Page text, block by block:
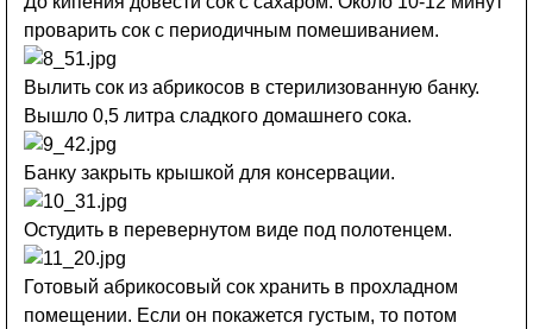
проварить сок с периодичным помешиванием.
Вылить сок из абрикосов в стерилизованную банку.
Вышло 0,5 литра сладкого домашнего сока.
Банку закрыть крышкой для консервации.
Остудить в перевернутом виде под полотенцем.
Готовый абрикосовый сок хранить в прохладном
помещении. Если он покажется густым, то потом